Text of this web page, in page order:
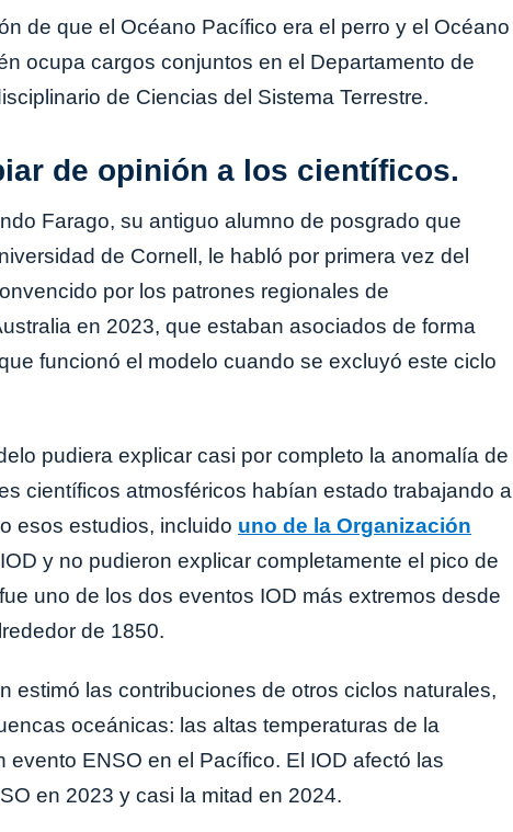
de que el Océano Pacífico era el perro y el Océano
ocupa cargos conjuntos en el Departamento de
de Ciencias del Sistema Terrestre.
de opinión a los científicos.
Farago, su antiguo alumno de posgrado que
de Cornell, le habló por primera vez del
por los patrones regionales de
en 2023, que estaban asociados de forma
funcionó el modelo cuando se excluyó este ciclo
pudiera explicar casi por completo la anomalía de
científicos atmosféricos habían estado trabajando a
esos estudios, incluido uno de la Organización
y no pudieron explicar completamente el pico de
uno de los dos eventos IOD más extremos desde
de 1850.
estimó las contribuciones de otros ciclos naturales,
oceánicas: las altas temperaturas de la
ENSO en el Pacífico. El IOD afectó las
en 2023 y casi la mitad en 2024.